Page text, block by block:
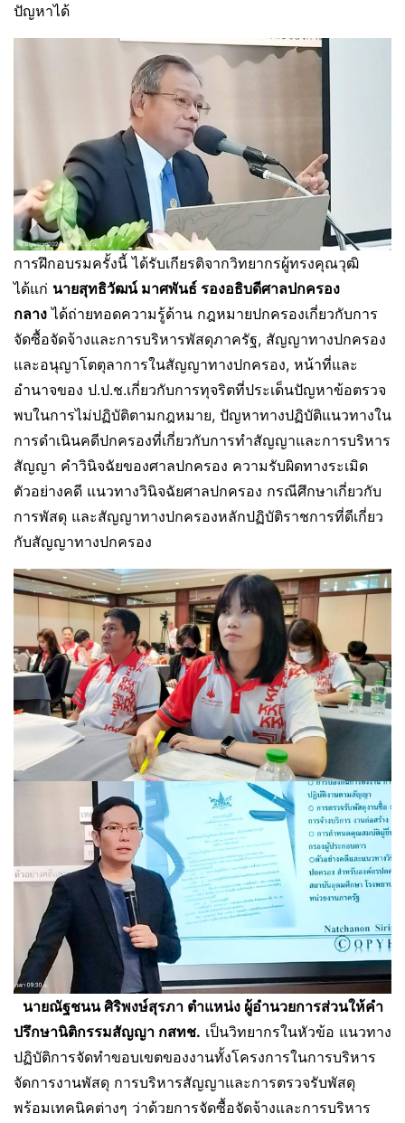
ปัญหาได้
การฝึกอบรมครั้งนี้ ได้รับเกียรติจากวิทยากรผู้ทรงคุณวุฒิ
ได้แก่ นายสุทธิวัฒน์ มาศพันธ์ รองอธิบดีศาลปกครอง
กลาง ได้ถ่ายทอดความรู้ด้าน กฎหมายปกครองเกี่ยวกับการ
จัดซื้อจัดจ้างและการบริหารพัสดุภาครัฐ, สัญญาทางปกครอง
และอนุญาโตตุลาการในสัญญาทางปกครอง, หน้าที่และ
อำนาจของ ป.ป.ช.เกี่ยวกับการทุจริตที่ประเด็นปัญหาข้อตรวจ
พบในการไม่ปฏิบัติตามกฎหมาย, ปัญหาทางปฏิบัติแนวทางใน
การดำเนินคดีปกครองที่เกี่ยวกับการทำสัญญาและการบริหาร
สัญญา คำวินิจฉัยของศาลปกครอง ความรับผิดทางระเมิด
ตัวอย่างคดี แนวทางวินิจฉัยศาลปกครอง กรณีศึกษาเกี่ยวกับ
การพัสดุ และสัญญาทางปกครองหลักปฏิบัติราชการที่ดีเกี่ยว
กับสัญญาทางปกครอง
นายณัฐชนน ศิริพงษ์สุรภา ตำแหน่ง ผู้อำนวยการส่วนให้คำ
ปรึกษานิติกรรมสัญญา กสทช. เป็นวิทยากรในหัวข้อ แนวทาง
ปฏิบัติการจัดทำขอบเขตของงานทั้งโครงการในการบริหาร
จัดการงานพัสดุ การบริหารสัญญาและการตรวจรับพัสดุ
พร้อมเทคนิคต่างๆ ว่าด้วยการจัดซื้อจัดจ้างและการบริหาร